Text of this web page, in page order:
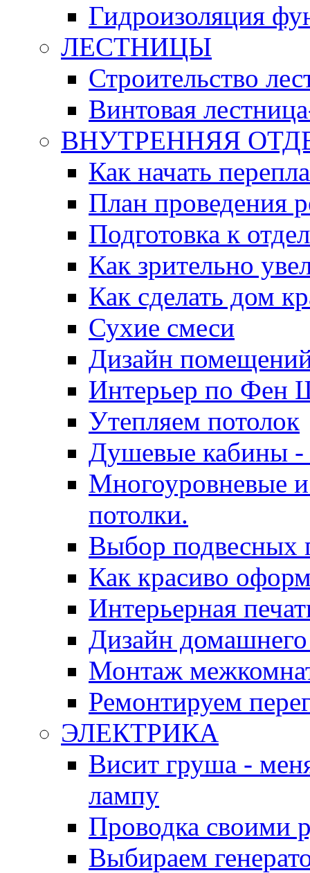
Гидроизоляция
ЛЕСТНИЦЫ
Строительство
Винтовая
ВНУТРЕННЯЯ
Как начать
План проведения
Подготовка к
Как зрительно
Как сделать дом
Сухие смеси
Дизайн
Интерьер по Фен
Утепляем потолок
Душевые кабины -
Многоуровневые
потолки.
Выбор подвесных
Как красиво
Интерьерная
Дизайн домашнего
Монтаж
Ремонтируем
ЭЛЕКТРИКА
Висит груша -
лампу
Проводка своими
Выбираем